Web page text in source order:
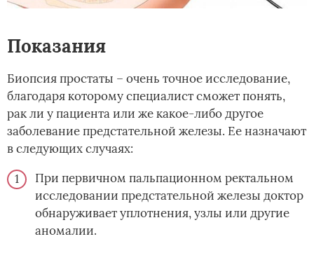
Показания
Биопсия простаты – очень точное исследование,
благодаря которому специалист сможет понять,
рак ли у пациента или же какое-либо другое
заболевание предстательной железы. Ее назначают
в следующих случаях:
При первичном пальпационном ректальном
исследовании предстательной железы доктор
обнаруживает уплотнения, узлы или другие
аномалии.